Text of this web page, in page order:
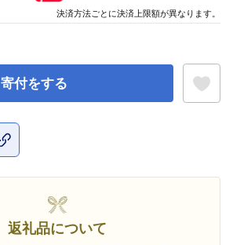
寄付をする
返礼品について
決済方法ごとに決済上限額が異なります。